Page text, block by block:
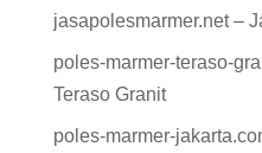
jasapolesmarmer.net –
poles-marmer-teraso-
Teraso Granit
poles-marmer-